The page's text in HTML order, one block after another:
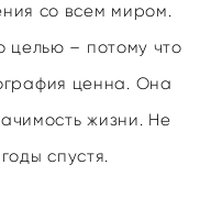
со всем миром.
целью – потому что
ценна. Она
жизни. Не
спустя.